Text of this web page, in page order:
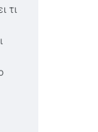
τι